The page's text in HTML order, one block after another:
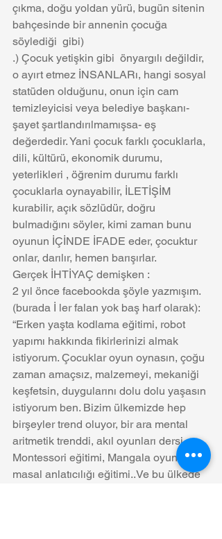
çıkma, doğu yoldan yürü, bugün sitenin
bahçesinde bir annenin çocuğa
söylediği  gibi)
.) Çocuk yetişkin gibi  önyargılı değildir,
o ayırt etmez İNSANLARı, hangi sosyal
statüden olduğunu, onun için cam
temizleyicisi veya belediye başkanı-
şayet şartlandırılmamışsa- eş
değerdedir. Yani çocuk farklı çocuklarla,
dili, kültürü, ekonomik durumu,
yeterlikleri , öğrenim durumu farklı
çocuklarla oynayabilir, İLETİŞİM
kurabilir, açık sözlüdür, doğru
bulmadığını söyler, kimi zaman bunu
oyunun İÇİNDE İFADE eder, çocuktur
onlar, darılır, hemen barışırlar.
Gerçek İHTİYAÇ demişken :
2 yıl önce facebookda şöyle yazmışım.
(burada İ ler falan yok baş harf olarak):
“Erken yaşta kodlama eğitimi, robot
yapımı hakkında fikirlerinizi almak
istiyorum. Çocuklar oyun oynasın, çoğu
zaman amaçsız, malzemeyi, mekaniği
keşfetsin, duygularını dolu dolu yaşasın
istiyorum ben. Bizim ülkemizde hep
birşeyler trend oluyor, bir ara mental
aritmetik trenddi, akıl oyunları dersi,
Montessori eğitimi, Mangala oyunu,
masal anlatıcılığı eğitimi..Ve bu ülkede